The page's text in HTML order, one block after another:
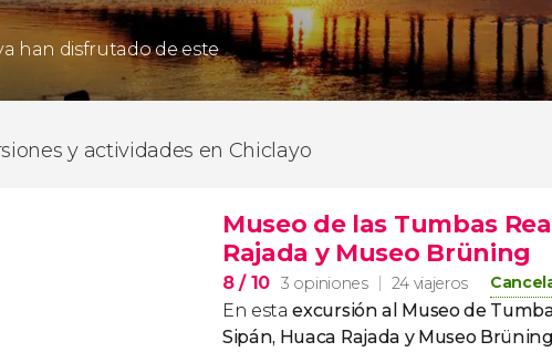
han disfrutado de este
y actividades en Chiclayo
Museo de las Tumbas
Rajada y Museo Brüning
8/ 10 3 opiniones 24 viajeros
En estaexcursión al Museo de
Sipán, Huaca Rajada y Museo Brüning